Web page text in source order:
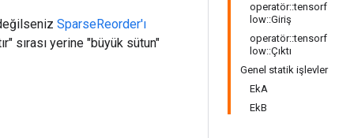
operatör::tensorf
low::Giriş
operatör::tensorf
low::Çıktı
Genel statik işlevler
EkA
EkB
SparseReorder'ı
sırası yerine "büyük sütun"